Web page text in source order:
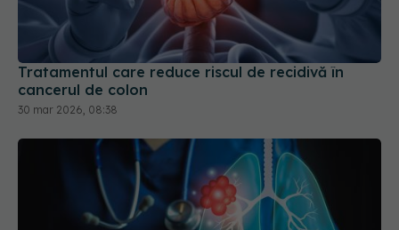
Tratamentul care reduce riscul de recidivă în
cancerul de colon
30 mar 2026, 08:38